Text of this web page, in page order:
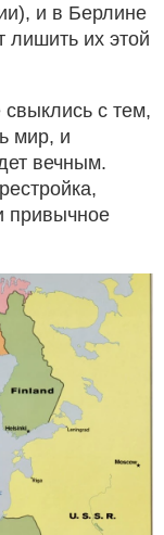
и в Берлине
лишить их этой
свыклись с тем,
мир, и
вечным.
привычное